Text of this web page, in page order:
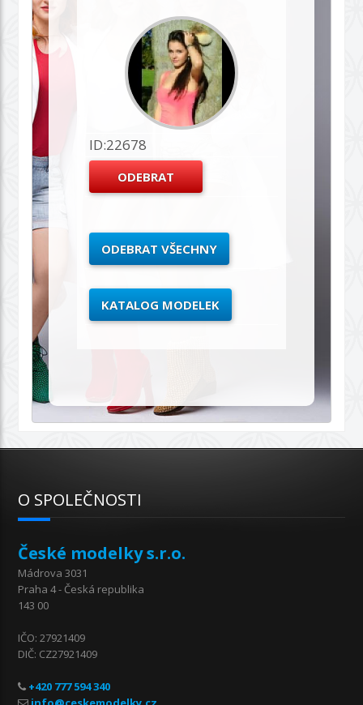
ID:22678
ODEBRAT VŠECHNY
KATALOG MODELEK
O SPOLEČNOSTI
České modelky s.r.o.
Mádrova 3031
Praha 4 - Česká republika
143 00
IČO: 27921409
DIČ: CZ27921409
+420 777 594 340